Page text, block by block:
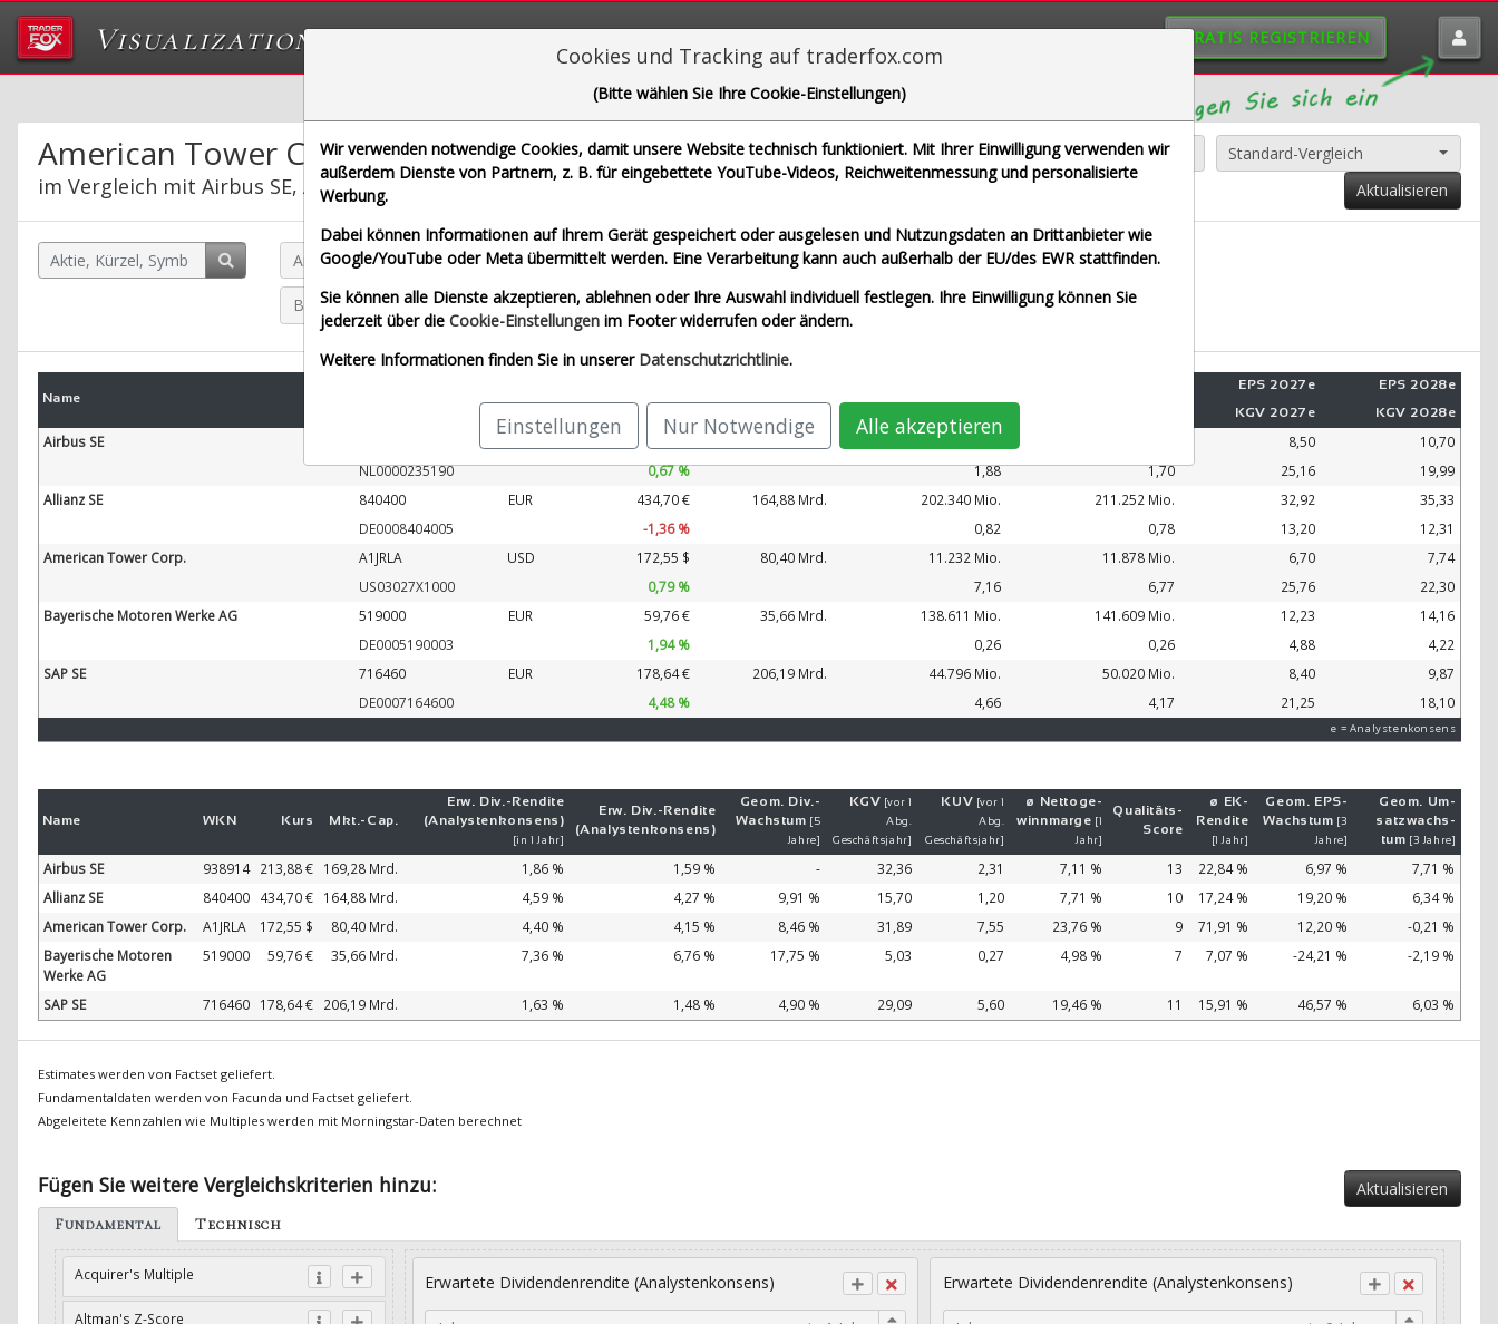
Visualizations GRATIS REGISTRIEREN
American Tower Corp.
im Vergleich mit Airbus SE, Allianz SE, Bayerische Motoren Werke AG und 1 weitere Aktie
Alle Aktien entfernen
Standard-Vergleich
Aktualisieren
American Tower Corp. (Echtzeit USD) Airbus SE (Echtzeit Euro) Allianz SE (Echtzeit Euro)
Bayerische Motoren Werke AG (Echtzeit Euro) SAP SE (Echtzeit Euro)
Name
EPS 2027e EPS 2028e
KGV 2027e KGV 2028e
Airbus SE 213,88 € 169,28 Mrd. 89.327 Mio. 8,50
10,70
NL0000235190
0,67 % 1,88 1,70 25,16
19,99
Allianz SE
840400 EUR 434,70 € 164,88 Mrd. 202.340 Mio. 211.252 Mio. 32,92
35,33
DE0008404005
-1,36 % 0,82 0,78 13,20
12,31
American Tower Corp.
A1JRLA USD 172,55 $ 80,40 Mrd. 11.232 Mio. 11.878 Mio. 6,70
7,74
US03027X1000
0,79 % 7,16 6,77 25,76
22,30
Bayerische Motoren Werke AG
519000 EUR 59,76 € 35,66 Mrd. 138.611 Mio. 141.609 Mio. 12,23
14,16
DE0005190003
1,94 % 0,26 0,26 4,88
4,22
SAP SE
716460 EUR 178,64 € 206,19 Mrd. 44.796 Mio. 50.020 Mio. 8,40
9,87
DE0007164600
4,48 % 4,66 4,17 21,25 18,10
e = Analystenkonsens
Name WKN Kurs Mkt.- Cap.
Erw. Div.- Ren­di­te
(Analystenkonsens)
[in 1 Jahr]
Erw. Div.- Ren­di­te
(Analystenkonsens)
Geom. Div.-
Wachs­tum [5
Jahre]
KGV [vor 1
Abg.
Geschäftsjahr]
KUV [vor 1
Abg.
Geschäftsjahr]
ø Netto­ge­
winn­mar­ge
Jahr]
Qualitäts-
Score
ø EK-
Ren­di­te
[1 Jahr]
Geom. EPS-
Wachs­tum [3
Jahre]
Geom. Um­
satz­wachs­
tum [3 Jahre]
Airbus SE 938914 213,88 € 169,28 Mrd. 1,86 % 1,59 % - 32,36 2,31 7,11 % 13 22,84 % 6,97 %
7,71 %
Allianz SE
840400 434,70 € 164,88 Mrd. 4,59 % 4,27 % 9,91 % 15,70 1,20 7,71 % 10 17,24 % 19,20 %
6,34 %
American Tower Corp.
A1JRLA 172,55 $ 80,40 Mrd. 4,40 % 4,15 % 8,46 % 31,89 7,55 23,76 % 9 71,91 % 12,20 %
-0,21 %
Bayerische Motoren
Werke AG
519000 59,76 € 35,66 Mrd. 7,36 % 6,76 % 17,75 % 5,03 0,27 4,98 % 7 7,07 % -24,21 % -2,19 %
SAP SE 716460 178,64 € 206,19 Mrd. 1,63 % 1,48 % 4,90 % 29,09 5,60 19,46 % 11 15,91 % 46,57 % 6,03 %
Estimates werden von Factset geliefert.
Fundamentaldaten werden von Facunda und Factset geliefert.
Abgeleitete Kennzahlen wie Multiples werden mit Morningstar-Daten berechnet
Fügen Sie weitere Vergleichskriterien hinzu: Aktualisieren
Fundamental Technisch
Acquirer's Multiple
Altman's Z-Score
Erwartete Dividendenrendite (Analystenkonsens) Erwartete Dividendenrendite (Analystenkonsens)
Cookies und Tracking auf traderfox.com
(Bitte wählen Sie Ihre Cookie-Einstellungen)
Wir verwenden notwendige Cookies, damit unsere Website technisch funktioniert. Mit Ihrer Einwilligung verwenden wir
außerdem Dienste von Partnern, z. B. für eingebettete YouTube-Videos, Reichweitenmessung und personalisierte
Werbung.
Dabei können Informationen auf Ihrem Gerät gespeichert oder ausgelesen und Nutzungsdaten an Drittanbieter wie
Google/YouTube oder Meta übermittelt werden. Eine Verarbeitung kann auch außerhalb der EU/des EWR stattfinden.
Sie können alle Dienste akzeptieren, ablehnen oder Ihre Auswahl individuell festlegen. Ihre Einwilligung können Sie
jederzeit über die Cookie-Einstellungen im Footer widerrufen oder ändern.
Weitere Informationen finden Sie in unserer Datenschutzrichtlinie.
Einstellungen Nur Notwendige Alle akzeptieren